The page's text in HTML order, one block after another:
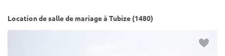
Location de salle de mariage à Tubize (1480)